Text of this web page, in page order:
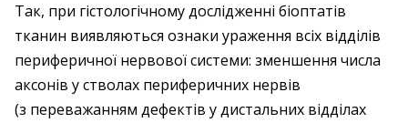
Так, при гістологічному дослідженні біоптатів
тканин виявляються ознаки ураження всіх відділів
периферичної нервової системи: зменшення числа
аксонів у стволах периферичних нервів
(з переважанням дефектів у дистальних відділах